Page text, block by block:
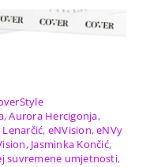
,Aurora Hercigonja,
Lenarčić, eNVision,eNVy
, Jasminka Končić,
suvremene umjetnosti,